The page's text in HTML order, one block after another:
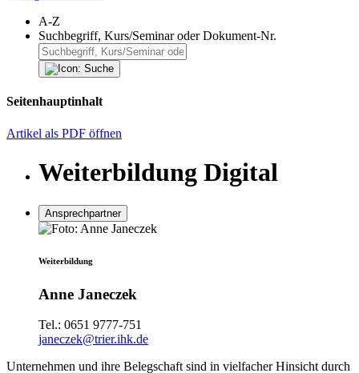
A-Z
Suchbegriff, Kurs/Seminar oder Dokument-Nr.
Seitenhauptinhalt
Artikel als PDF öffnen
Weiterbildung Digital
Ansprechpartner
Weiterbildung
Anne Janeczek
Tel.: 0651 9777-751
janeczek@trier.ihk.de
Unternehmen und ihre Belegschaft sind in vielfacher Hinsicht durch